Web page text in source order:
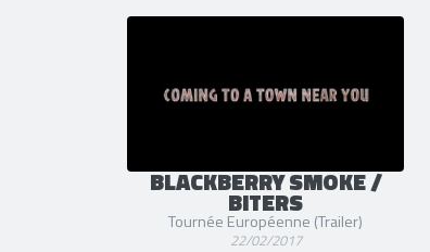
BLACKBERRY SMOKE /
BITERS
Tournée Européenne (Trailer)
22/02/2017